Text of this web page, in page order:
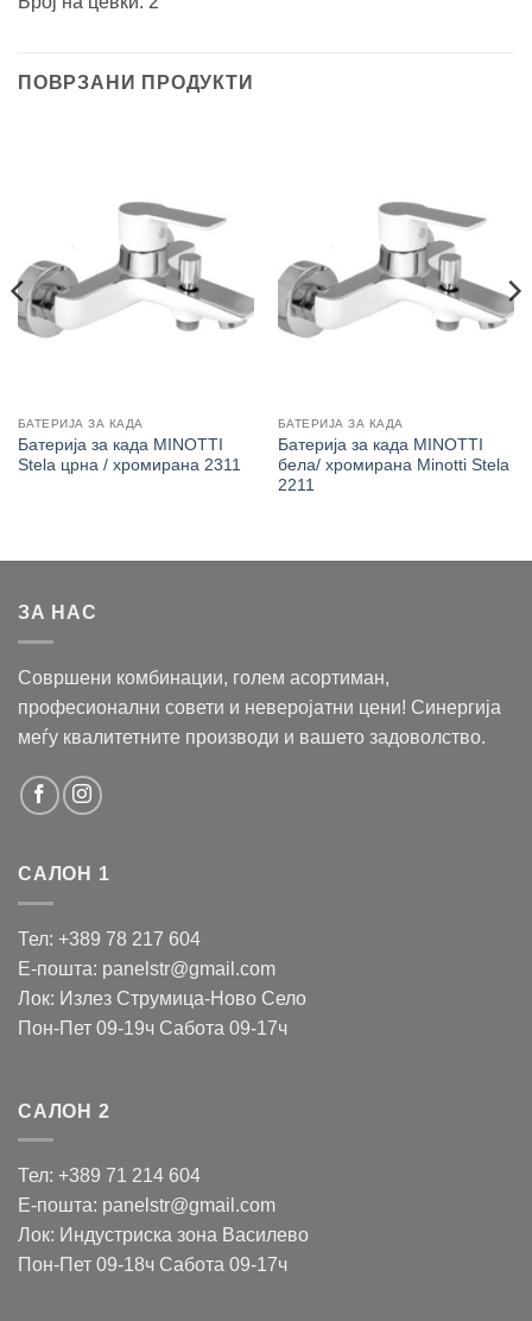
ПОВРЗАНИ ПРОДУКТИ
БАТЕРИЈА ЗА КАДА
Батерија за када MINOTTI
Stela црна / хромирана 2311
БАТЕРИЈА ЗА КАДА
Батерија за када MINOTTI
бела/ хромирана Minotti Stela
2211
ЗА НАС
Совршени комбинации, голем асортиман,
професионални совети и неверојатни цени! Синергија
меѓу квалитетните производи и вашето задоволство.
САЛОН 1
Тел: +389 78 217 604
Е-пошта: panelstr@gmail.com
Лок: Излез Струмица-Ново Село
Пон-Пет 09-19ч Сабота 09-17ч
САЛОН 2
Тел: +389 71 214 604
Е-пошта: panelstr@gmail.com
Лок: Индустриска зона Василево
Пон-Пет 09-18ч Сабота 09-17ч